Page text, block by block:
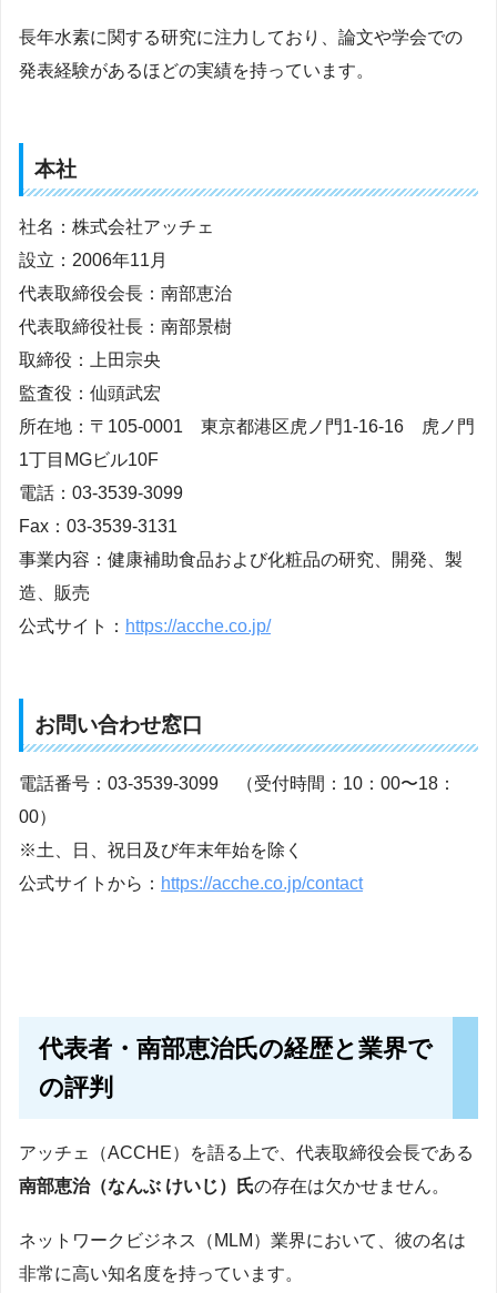
長年水素に関する研究に注力しており、論文や学会での
発表経験があるほどの実績を持っています。
本社
社名：株式会社アッチェ
設立：2006年11月
代表取締役会長：南部恵治
代表取締役社長：南部景樹
取締役：上田宗央
監査役：仙頭武宏
所在地：〒105-0001 東京都港区虎ノ門1-16-16 虎ノ門
1丁目MGビル10F
電話：03-3539-3099
Fax：03-3539-3131
事業内容：健康補助食品および化粧品の研究、開発、製
造、販売
公式サイト： https://acche.co.jp/
お問い合わせ窓口
電話番号：03-3539-3099 （受付時間：10：00〜18：
00）
※土、日、祝日及び年末年始を除く
公式サイトから： https://acche.co.jp/contact
代表者・南部恵治氏の経歴と業界で
の評判
アッチェ（ACCHE）を語る上で、代表取締役会長である
南部恵治（なんぶ けいじ）氏の存在は欠かせません。
ネットワークビジネス（MLM）業界において、彼の名は
非常に高い知名度を持っています。